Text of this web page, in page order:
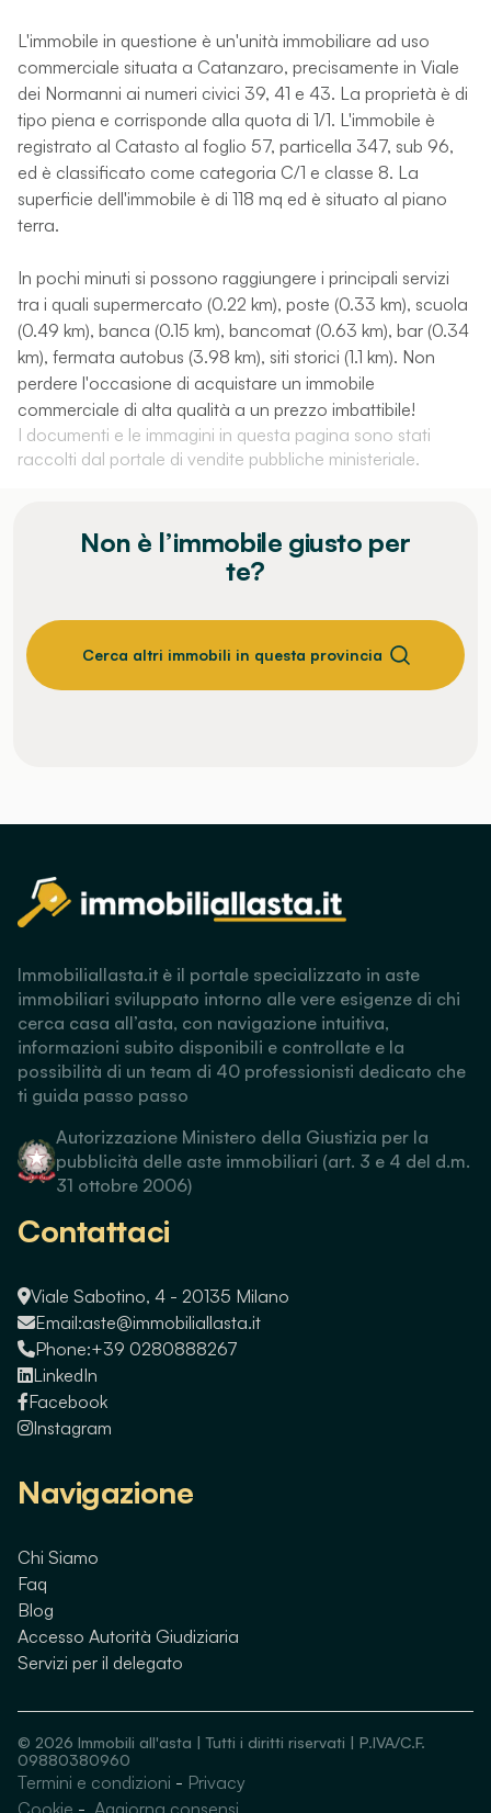
L'immobile in questione è un'unità immobiliare ad uso
commerciale situata a Catanzaro, precisamente in Viale
dei Normanni ai numeri civici 39, 41 e 43. La proprietà è di
tipo piena e corrisponde alla quota di 1/1. L'immobile è
registrato al Catasto al foglio 57, particella 347, sub 96,
ed è classificato come categoria C/1 e classe 8. La
superficie dell'immobile è di 118 mq ed è situato al piano
terra.
In pochi minuti si possono raggiungere i principali servizi
tra i quali supermercato (0.22 km), poste (0.33 km), scuola
(0.49 km), banca (0.15 km), bancomat (0.63 km), bar (0.34
km), fermata autobus (3.98 km), siti storici (1.1 km). Non
perdere l'occasione di acquistare un immobile
commerciale di alta qualità a un prezzo imbattibile!
I documenti e le immagini in questa pagina sono stati
raccolti dal portale di vendite pubbliche ministeriale.
Non è l’immobile giusto per
te?
Cerca altri immobili in questa provincia
Guarda immobili simili
Immobiliallasta.it è il portale specializzato in aste
immobiliari sviluppato intorno alle vere esigenze di chi
cerca casa all’asta, con navigazione intuitiva,
informazioni subito disponibili e controllate e la
possibilità di un team di 40 professionisti dedicato che
ti guida passo passo
Autorizzazione Ministero della Giustizia per la
pubblicità delle aste immobiliari (art. 3 e 4 del d.m.
31 ottobre 2006)
Contattaci
Viale Sabotino, 4 - 20135 Milano
Email:aste@immobiliallasta.it
Phone:+39 0280888267
LinkedIn
Facebook
Instagram
Navigazione
Chi Siamo
Faq
Blog
Accesso Autorità Giudiziaria
Servizi per il delegato
© 2026 Immobili all'asta | Tutti i diritti riservati | P.IVA/C.F.
09880380960
Termini e condizioni - Privacy
Cookie - Aggiorna consensi